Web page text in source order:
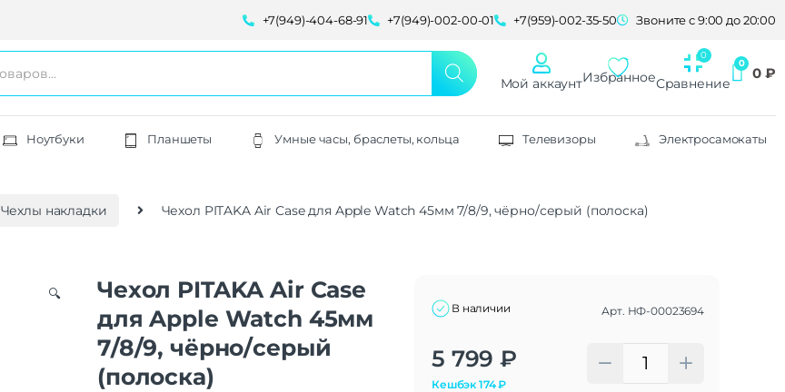
+7(949)-404-68-91 +7(949)-002-00-01 +7(959)-002-35-50 Звоните с 9:00 до 20:00
Мой аккаунтИзбранноеСравнение
0 ₽
Ноутбуки Планшеты Умные часы, браслеты, кольца Телевизоры Электросамокаты
Чехлы накладки Чехол PITAKA Air Case для Apple Watch 45мм 7/8/9, чёрно/серый (полоска)
🔍
Чехол PITAKA Air Case
для Apple Watch 45мм
7/8/9, чёрно/серый
(полоска)
В наличии Арт. НФ-00023694
5 799 ₽
Кешбэк174₽
Alternative: